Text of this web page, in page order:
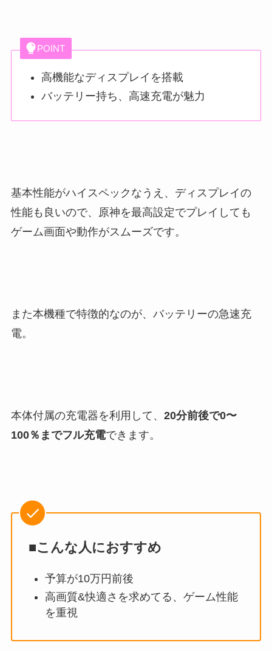
POINT
高機能なディスプレイを搭載
バッテリー持ち、高速充電が魅力
基本性能がハイスペックなうえ、ディスプレイの
性能も良いので、原神を最高設定でプレイしても
ゲーム画面や動作がスムーズです。
また本機種で特徴的なのが、バッテリーの急速充
電。
本体付属の充電器を利用して、 20分前後で0〜
100％までフル充電できます。
■こんな人におすすめ
予算が10万円前後
高画質&快適さを求めてる、ゲーム性能
を重視